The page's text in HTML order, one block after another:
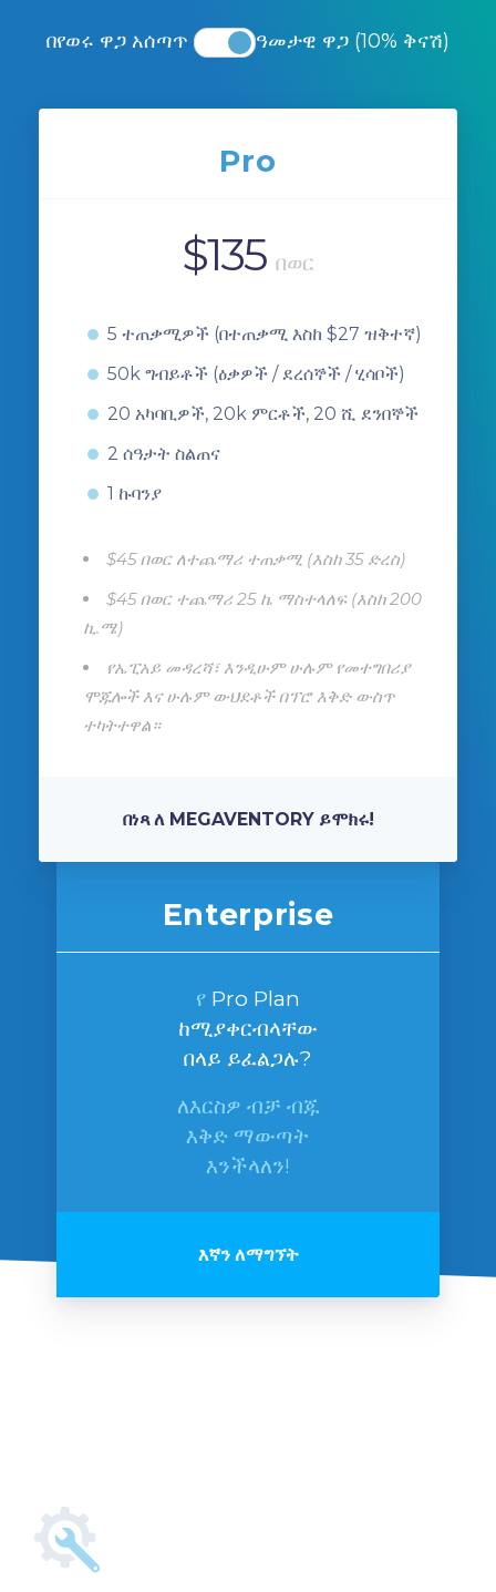
በየወሩ ዋጋ አሰጣጥ ዓመታዊ ዋጋ (10% ቅናሽ)
Pro
$135 በወር
5 ተጠቃሚዎች (በተጠቃሚ እስከ $27 ዝቅተኛ)
50k ግብይቶች (ዕቃዎች / ደረሰኞች / ሂሳቦች)
20 አካባቢዎች, 20k ምርቶች, 20 ሺ ደንበኞች
2 ሰዓታት ስልጠና
1 ኩባንያ
$45 በወር ለተጨማሪ ተጠቃሚ (እስከ 35 ድረስ)
$45 በወር ተጨማሪ 25 ኬ ማስተላለፍ (እስከ 200
ኪ.ሜ)
የኤፒአይ መዳረሻ፣ እንዲሁም ሁሉም የመተግበሪያ
ሞጁሎች እና ሁሉም ውህደቶች በፕሮ እቅድ ውስጥ
ተካትተዋል።
በነጻ ለ MEGAVENTORY ይሞክሩ!
Enterprise
የ Pro Plan
ከሚያቀርብላቸው
በላይ ይፈልጋሉ?
ለእርስዎ ብቻ ብጁ
እቅድ ማውጣት
እንችላለን!
እኛን ለማግኘት